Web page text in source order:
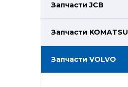
Запчасти JCB
Запчасти KOMATSU
Запчасти VOLVO